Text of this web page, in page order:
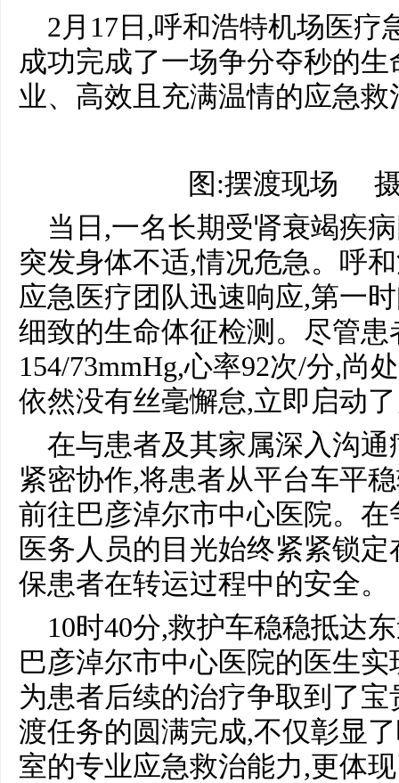
2月17日,呼和浩特机场医疗
成功完成了一场争分夺秒的
业、高效且充满温情的应急救
图:摆渡现场
当日,一名长期受肾衰竭疾
突发身体不适,情况危急。呼
应急医疗团队迅速响应,第一
细致的生命体征检测。尽管患
154/73mmHg,心率92次/分,尚
依然没有丝毫懈怠,立即启动
在与患者及其家属深入沟
紧密协作,将患者从平台车平
前往巴彦淖尔市中心医院。
医务人员的目光始终紧紧锁
保患者在转运过程中的安全。
10时40分,救护车稳稳抵达
巴彦淖尔市中心医院的医生
为患者后续的治疗争取到了
渡任务的圆满完成,不仅彰显
室的专业应急救治能力,更体